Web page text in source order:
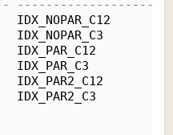
--------------------